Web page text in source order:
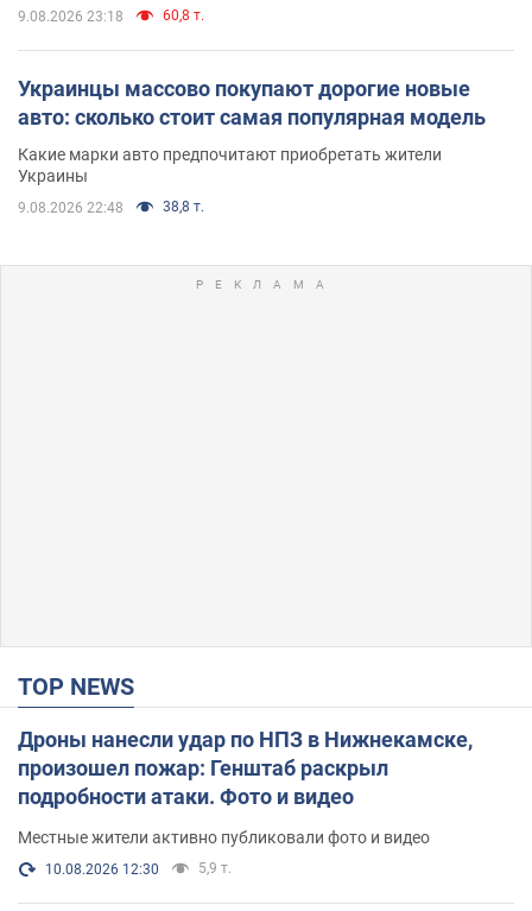
9.08.2026 23:18 60,8 т.
Украинцы массово покупают дорогие новые
авто: сколько стоит самая популярная модель
Какие марки авто предпочитают приобретать жители
Украины
9.08.2026 22:48 38,8 т.
TOP NEWS
Дроны нанесли удар по НПЗ в Нижнекамске,
произошел пожар: Генштаб раскрыл
подробности атаки. Фото и видео
Местные жители активно публиковали фото и видео
10.08.2026 12:30 5,9 т.